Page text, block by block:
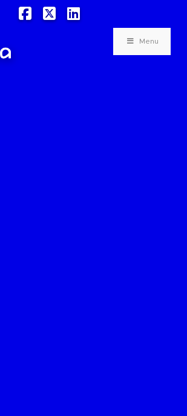
Facebook
X LinkedIn
Menu